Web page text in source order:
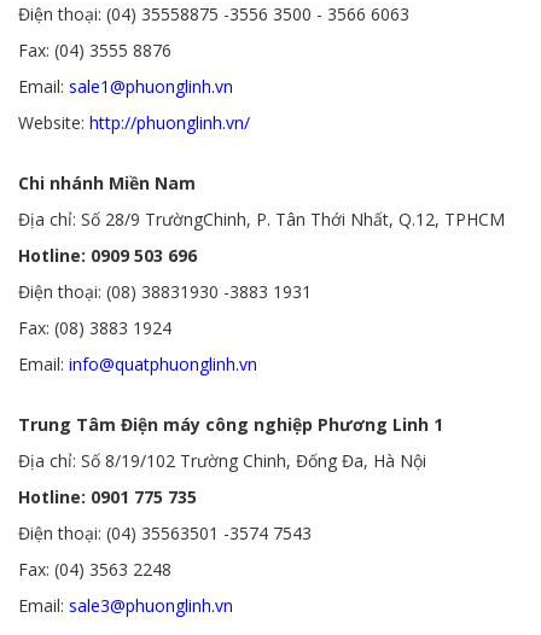
Điện thoại: (04) 35558875 -3556 3500 - 3566 6063
Fax: (04) 3555 8876
Email: sale1@phuonglinh.vn
Website: http://phuonglinh.vn/
Chi nhánh Miền Nam
Địa chỉ: Số 28/9 TrườngChinh, P. Tân Thới Nhất, Q.12, TPHCM
Hotline: 0909 503 696
Điện thoại: (08) 38831930 -3883 1931
Fax: (08) 3883 1924
Email: info@quatphuonglinh.vn
Trung Tâm Điện máy công nghiệp Phương Linh 1
Địa chỉ: Số 8/19/102 Trường Chinh, Đống Đa, Hà Nội
Hotline: 0901 775 735
Điện thoại: (04) 35563501 -3574 7543
Fax: (04) 3563 2248
Email: sale3@phuonglinh.vn